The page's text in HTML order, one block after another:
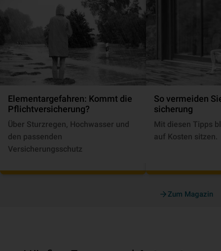
Elementargefahren: Kommt die
Pflichtversicherung?
Über Sturzregen, Hochwasser und
den passenden
Versicherungsschutz
So vermeiden
si­che­rung
Mit diesen Tipps
auf Kosten sitzen.
Zum Magazin